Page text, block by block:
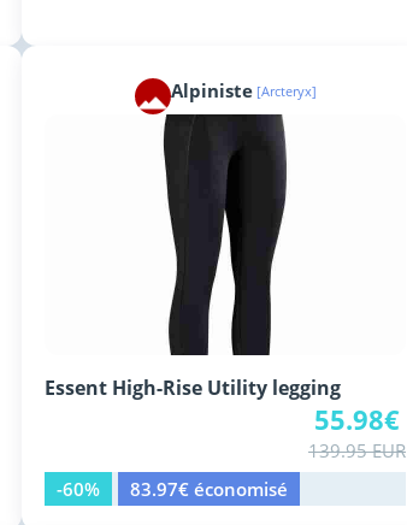
Alpiniste [Arcteryx]
Essent High-Rise Utility legging
55.98€
139.95 EUR
-60%
83.97€ économisé